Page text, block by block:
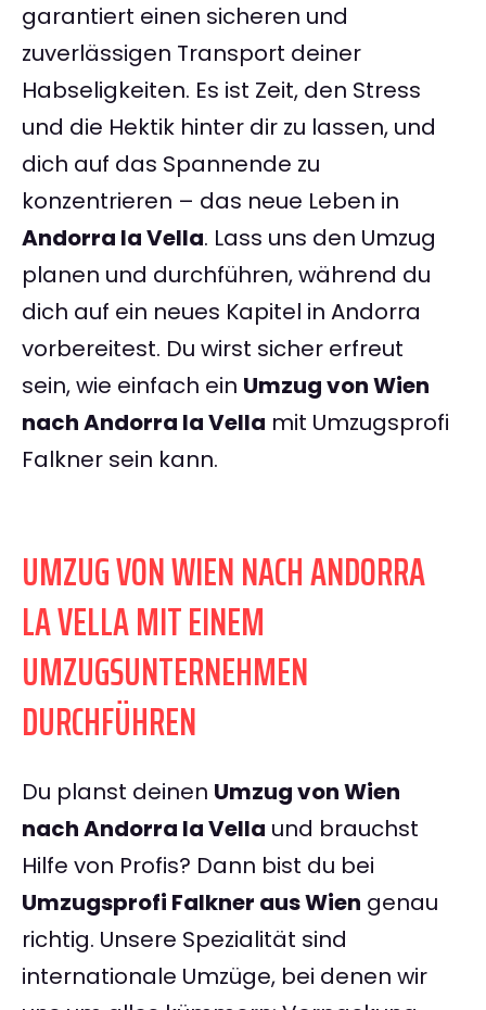
garantiert einen sicheren und
zuverlässigen Transport deiner
Habseligkeiten. Es ist Zeit, den Stress
und die Hektik hinter dir zu lassen, und
dich auf das Spannende zu
konzentrieren – das neue Leben in
Andorra la Vella. Lass uns den Umzug
planen und durchführen, während du
dich auf ein neues Kapitel in Andorra
vorbereitest. Du wirst sicher erfreut
sein, wie einfach ein Umzug von Wien
nach Andorra la Vella mit Umzugsprofi
Falkner sein kann.
UMZUG VON WIEN NACH ANDORRA
LA VELLA MIT EINEM
UMZUGSUNTERNEHMEN
DURCHFÜHREN
Du planst deinen Umzug von Wien
nach Andorra la Vella und brauchst
Hilfe von Profis? Dann bist du bei
Umzugsprofi Falkner aus Wien genau
richtig. Unsere Spezialität sind
internationale Umzüge, bei denen wir